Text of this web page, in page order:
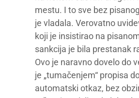
mestu. I to sve bez
je vladala. Verovatno
koji je insistirao na
sankcija je bila prestanak
Ovo je naravno dovelo do
je „tumačenjem“ propisa
automatski otkaz, bez